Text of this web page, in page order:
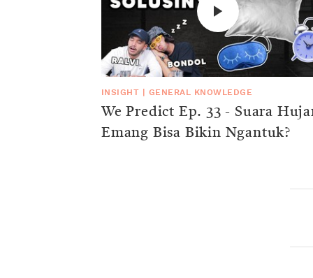
INSIGHT GENERAL KNOWLEDGE
We Predict Ep. 33 - Suara
Emang Bisa Bikin Ngantuk?